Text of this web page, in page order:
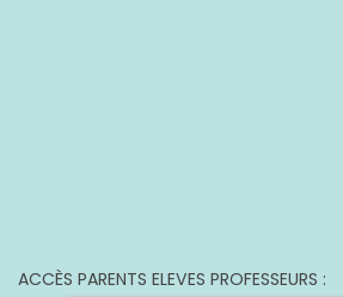
ACCÈS PARENTS ELEVES PROFESSEURS :